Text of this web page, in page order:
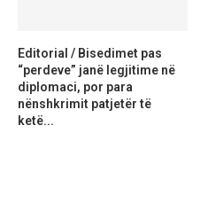
Editorial / Bisedimet pas
“perdeve” janë legjitime në
diplomaci, por para
nënshkrimit patjetër të
ketë...